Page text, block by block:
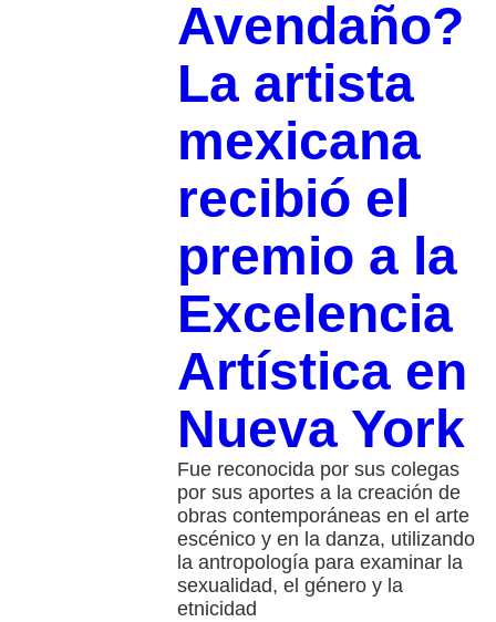
Avendaño?
La artista
mexicana
recibió el
premio a la
Excelencia
Artística en
Nueva York
Fue reconocida por sus colegas
por sus aportes a la creación de
obras contemporáneas en el arte
escénico y en la danza, utilizando
la antropología para examinar la
sexualidad, el género y la
etnicidad